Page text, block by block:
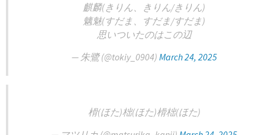
麒麟(きりん、きりん/きりん)
魑魅(すだま、すだま/すだま)
思いついたのはこの辺
— 朱鷺 (@tokiy_0904) March 24, 2025
榾(ほた)柮(ほた)榾柮(ほた)